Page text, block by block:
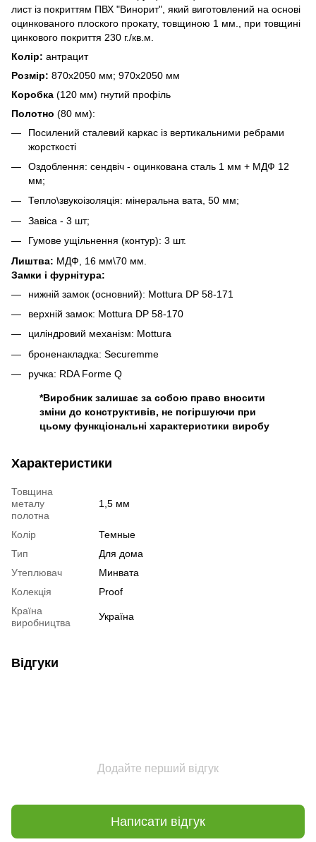
лист із покриттям ПВХ "Винорит", який виготовлений на основі
оцинкованого плоского прокату, товщиною 1 мм., при товщині
цинкового покриття 230 г./кв.м.
Колір: антрацит
Розмір: 870х2050 мм; 970х2050 мм
Коробка (120 мм) гнутий профіль
Полотно (80 мм):
Посилений сталевий каркас із вертикальними ребрами
жорсткості
Оздоблення: сендвіч - оцинкована сталь 1 мм + МДФ 12
мм;
Тепло\звукоізоляція: мінеральна вата, 50 мм;
Завіса - 3 шт;
Гумове ущільнення (контур): 3 шт.
Лиштва: МДФ, 16 мм\70 мм.
Замки і фурнітура:
нижній замок (основний): Mottura DP 58-171
верхній замок: Mottura DP 58-170
циліндровий механізм: Mottura
броненакладка: Securemme
ручка: RDA Forme Q
*Виробник залишає за собою право вносити
зміни до конструктивів, не погіршуючи при
цьому функціональні характеристики виробу
Характеристики
Товщина
металу
полотна
1,5 мм
Колір
Темные
Тип
Для дома
Утеплювач
Минвата
Колекція
Proof
Країна
виробництва
Україна
Відгуки
Додайте перший відгук
Написати відгук